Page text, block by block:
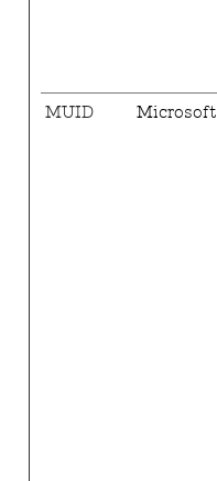
MUID Microsoft